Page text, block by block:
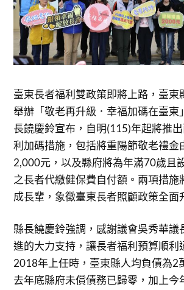
臺東長者福利雙政策即將上路，臺東
舉辦「敬老再升級．幸福加碼在臺東
長饒慶鈴宣布，自明(115)年起將推
利加碼措施，包括將重陽節敬老禮金
2,000元，以及縣府將為年滿70歲且
之長者代繳健保費自付額。兩項措施
成長輩，象徵臺東長者照顧政策全面
縣長饒慶鈴強調，感謝議會吳秀華議
進的大力支持，讓長者福利預算順利
2018年上任時，臺東縣人均負債為2
去年底縣府未償債務已歸零，加上今